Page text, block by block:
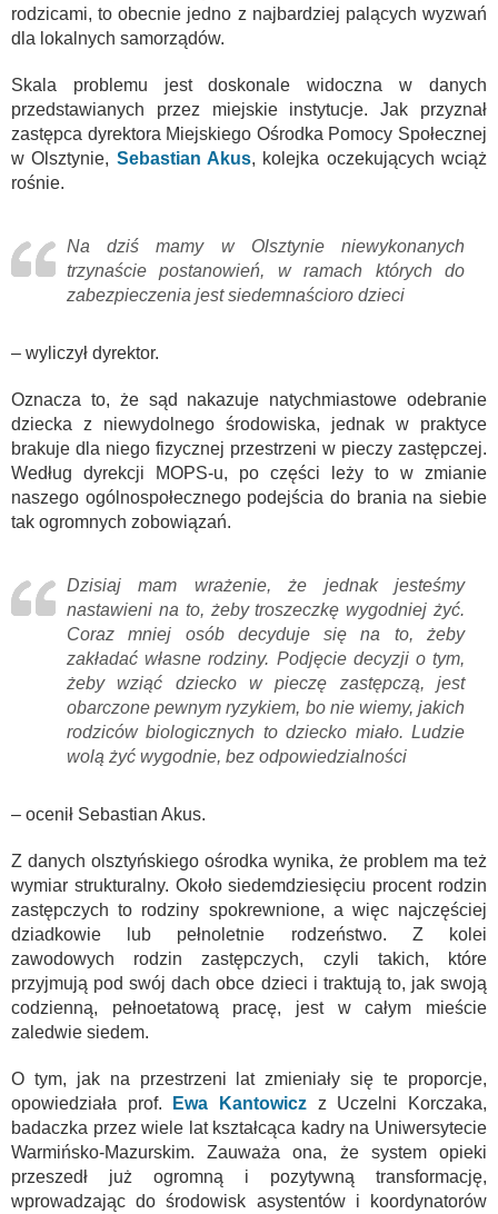
rodzicami, to obecnie jedno z najbardziej palących wyzwań
dla lokalnych samorządów.
Skala problemu jest doskonale widoczna w danych
przedstawianych przez miejskie instytucje. Jak przyznał
zastępca dyrektora Miejskiego Ośrodka Pomocy Społecznej
w Olsztynie, Sebastian Akus, kolejka oczekujących wciąż
rośnie.
Na dziś mamy w Olsztynie niewykonanych
trzynaście postanowień, w ramach których do
zabezpieczenia jest siedemnaścioro dzieci
– wyliczył dyrektor.
Oznacza to, że sąd nakazuje natychmiastowe odebranie
dziecka z niewydolnego środowiska, jednak w praktyce
brakuje dla niego fizycznej przestrzeni w pieczy zastępczej.
Według dyrekcji MOPS-u, po części leży to w zmianie
naszego ogólnospołecznego podejścia do brania na siebie
tak ogromnych zobowiązań.
Dzisiaj mam wrażenie, że jednak jesteśmy
nastawieni na to, żeby troszeczkę wygodniej żyć.
Coraz mniej osób decyduje się na to, żeby
zakładać własne rodziny. Podjęcie decyzji o tym,
żeby wziąć dziecko w pieczę zastępczą, jest
obarczone pewnym ryzykiem, bo nie wiemy, jakich
rodziców biologicznych to dziecko miało. Ludzie
wolą żyć wygodnie, bez odpowiedzialności
– ocenił Sebastian Akus.
Z danych olsztyńskiego ośrodka wynika, że problem ma też
wymiar strukturalny. Około siedemdziesięciu procent rodzin
zastępczych to rodziny spokrewnione, a więc najczęściej
dziadkowie lub pełnoletnie rodzeństwo. Z kolei
zawodowych rodzin zastępczych, czyli takich, które
przyjmują pod swój dach obce dzieci i traktują to, jak swoją
codzienną, pełnoetatową pracę, jest w całym mieście
zaledwie siedem.
O tym, jak na przestrzeni lat zmieniały się te proporcje,
opowiedziała prof. Ewa Kantowicz z Uczelni Korczaka,
badaczka przez wiele lat kształcąca kadry na Uniwersytecie
Warmińsko-Mazurskim. Zauważa ona, że system opieki
przeszedł już ogromną i pozytywną transformację,
wprowadzając do środowisk asystentów i koordynatorów